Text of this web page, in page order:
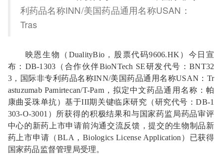
利药品名称INN/美国药品通用名称USAN：
Tras
映恩生物（DualityBio，股票代码9606.HK）今日宣
布：DB-1303（合作伙伴BioNTech SE研发代号：BNT32
3，国际非专利药品名称INN/美国药品通用名称USAN：Tr
astuzumab Pamirtecan/T-Pam，拟定中文药品通用名称：帕
康曲妥珠单抗）基于III期关键临床研究（研究代号：DB-1
303-O-3001）所获得的积极结果和与国家药监局药品审评
中心的新药上市申请前沟通交流反馈，提交的生物制品新
药上市申请（BLA，Biologics License Application）已获得
国家药品监督管理 局受理。